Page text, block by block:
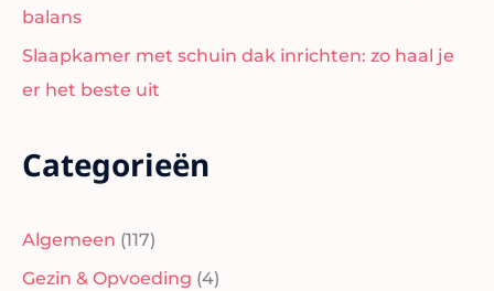
balans
Slaapkamer met schuin dak inrichten: zo haal je
er het beste uit
Categorieën
Algemeen (117)
Gezin & Opvoeding (4)